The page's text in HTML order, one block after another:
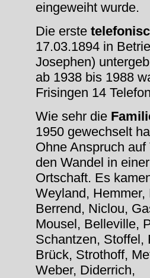
eingeweiht wurde.
Die erste
17.03.1894 in
Josephen)
ab 1938 bis 1988
Frisingen 14
Wie sehr die
1950 gewechselt
Ohne Anspruch
den Wandel in
Ortschaft. Es
Weyland,
Berrend, Niclou,
Mousel, Belleville,
Schantzen, Stoffel,
Brück, Strothoff,
Weber, Diderrich,